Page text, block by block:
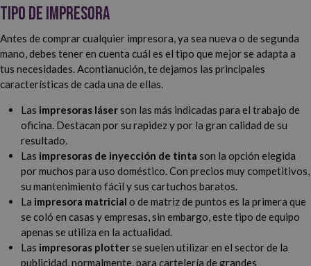
Tipo de impresora
Antes de comprar cualquier impresora, ya sea nueva o de segunda
mano, debes tener en cuenta cuál es el tipo que mejor se adapta a
tus necesidades. Acontianución, te dejamos las principales
características de cada una de ellas.
Las impresoras láserson las más indicadas para el trabajo de
oficina. Destacan por su rapidez y por la gran calidad de su
resultado.
Las impresoras de inyección de tinta son la opción elegida
por muchos para uso doméstico. Con precios muy competitivos,
su mantenimiento fácil y sus cartuchos baratos.
La impresora matricial o de matriz de puntos es la primera que
se coló en casas y empresas, sin embargo, este tipo de equipo
apenas se utiliza en la actualidad.
Las impresoras plotterse suelen utilizar en el sector de la
publicidad, normalmente, para cartelería de grandes